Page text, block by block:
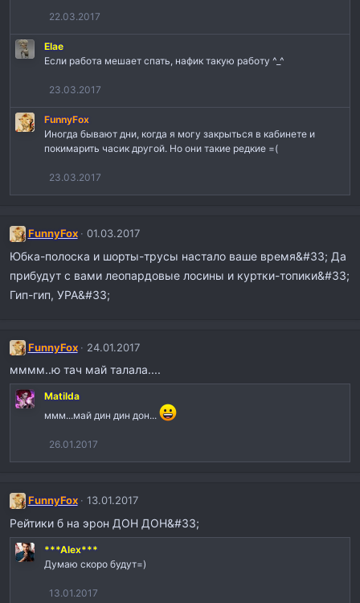
22.03.2017
Elae
Если работа мешает спать, нафик такую работу ^_^
23.03.2017
FunnyFox
Иногда бывают дни, когда я могу закрыться в кабинете и
покимарить часик другой. Но они такие редкие =(
23.03.2017
FunnyFox 01.03.2017
Юбка-полоска и шорты-трусы настало ваше время&#33; Да
прибудут с вами леопардовые лосины и куртки-топики&#33;
Гип-гип, УРА&#33;
FunnyFox 24.01.2017
мммм..ю тач май талала....
Matilda
ммм...май дин дин дон...
26.01.2017
FunnyFox 13.01.2017
Рейтики б на эрон ДОН ДОН&#33;
***Alex***
Думаю скоро будут=)
13.01.2017